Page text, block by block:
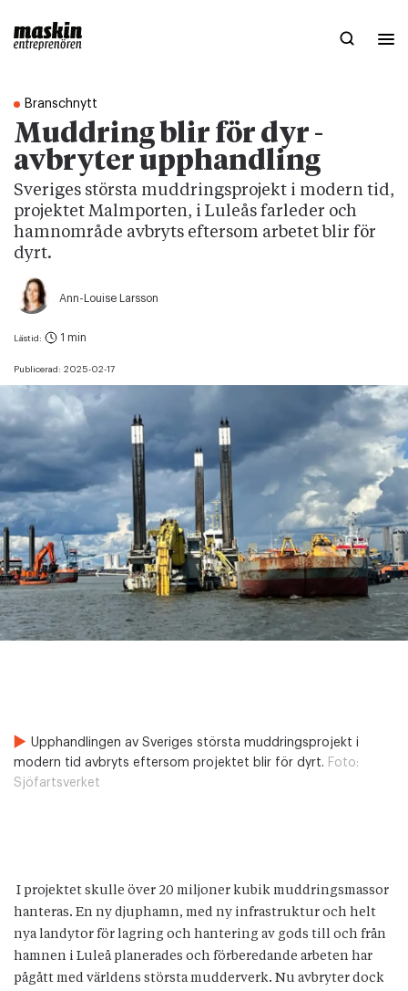
Branschnytt
Muddring blir för dyr -
avbryter upphandling
Sveriges största muddringsprojekt i modern tid,
projektet Malmporten, i Luleås farleder och
hamnområde avbryts eftersom arbetet blir för
dyrt.
Ann-Louise Larsson
Publicerad: 2025-02-17
Lästid: 1 min
Upphandlingen av Sveriges största muddringsprojekt i
modern tid avbryts eftersom projektet blir för dyrt. Foto:
Sjöfartsverket
I projektet skulle över 20 miljoner kubik muddringsmassor
hanteras. En ny djuphamn, med ny infrastruktur och helt
nya landytor för lagring och hantering av gods till och från
hamnen i Luleå planerades och förberedande arbeten har
pågått med världens största mudderverk. Nu avbryter dock